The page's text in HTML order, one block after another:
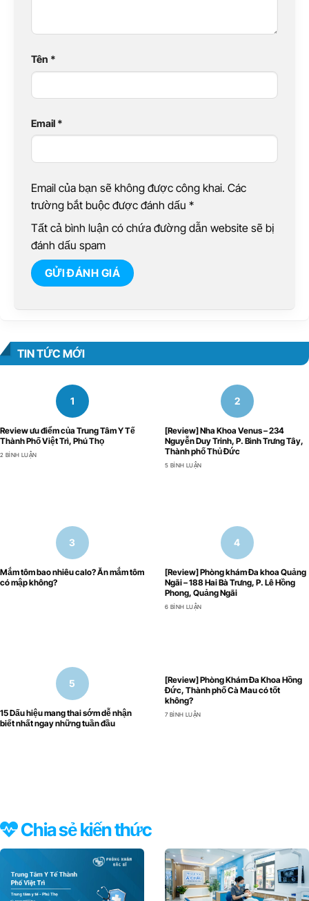
Tên *
Email *
Email của bạn sẽ không được công khai. Các
trường bắt buộc được đánh dấu *
Tất cả bình luận có chứa đường dẫn website sẽ bị
đánh dấu spam
TIN TỨC MỚI
Review ưu điểm của Trung Tâm Y Tế
Thành Phố Việt Trì, Phú Thọ
2 BÌNH LUẬN
[Review] Nha Khoa Venus – 234
Nguyễn Duy Trinh, P. Bình Trưng Tây,
Thành phố Thủ Đức
5 BÌNH LUẬN
Mắm tôm bao nhiêu calo? Ăn mắm tôm
có mập không?
[Review] Phòng khám Đa khoa Quảng
Ngãi – 188 Hai Bà Trưng, P. Lê Hồng
Phong, Quảng Ngãi
6 BÌNH LUẬN
15 Dấu hiệu mang thai sớm dễ nhận
biết nhất ngay những tuần đầu
[Review] Phòng Khám Đa Khoa Hồng
Đức, Thành phố Cà Mau có tốt
không?
7 BÌNH LUẬN
Chia sẻ kiến thức